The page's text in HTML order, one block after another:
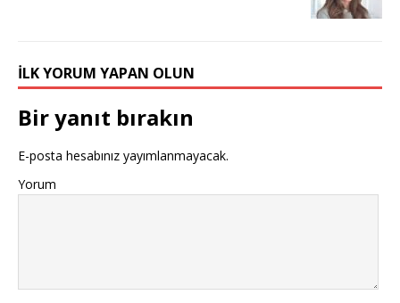
İLK YORUM YAPAN OLUN
Bir yanıt bırakın
E-posta hesabınız yayımlanmayacak.
Yorum